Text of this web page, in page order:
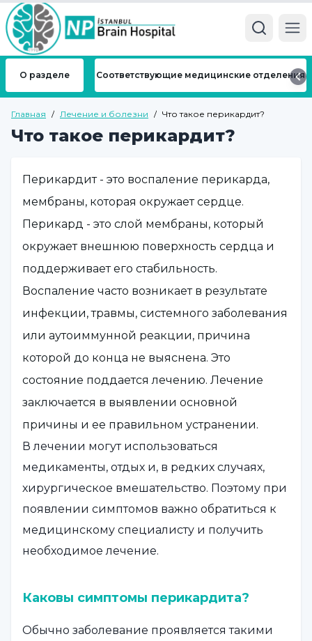
О разделе Соответствующие медицинские отделения
Главная / Лечение и болезни / Что такое перикардит?
Что такое перикардит?
Перикардит - это воспаление перикарда,
мембраны, которая окружает сердце.
Перикард - это слой мембраны, который
окружает внешнюю поверхность сердца и
поддерживает его стабильность.
Воспаление часто возникает в результате
инфекции, травмы, системного заболевания
или аутоиммунной реакции, причина
которой до конца не выяснена. Это
состояние поддается лечению. Лечение
заключается в выявлении основной
причины и ее правильном устранении.
В лечении могут использоваться
медикаменты, отдых и, в редких случаях,
хирургическое вмешательство. Поэтому при
появлении симптомов важно обратиться к
медицинскому специалисту и получить
необходимое лечение.
Каковы симптомы перикардита?
Обычно заболевание проявляется такими